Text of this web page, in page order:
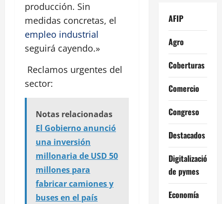
producción. Sin
medidas concretas, el
empleo industrial
seguirá cayendo.»
Reclamos urgentes del
sector:
Notas relacionadas
El Gobierno anunció
una inversión
millonaria de USD 50
millones para
fabricar camiones y
buses en el país
AFIP
Agro
Coberturas
Comercio
Congreso
Destacados
Digitalización
de pymes
Economía